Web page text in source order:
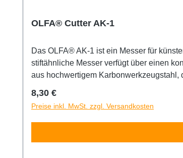
OLFA® Cutter AK-1
Das OLFA® AK-1 ist ein Messer für
stiftähnliche Messer verfügt über einen
aus hochwertigem
äußerst scharf! Nur für erfahrene Nutzer
Regulärer Preis:
8,30 €
Preise inkl. MwSt. zzgl. Versandkosten